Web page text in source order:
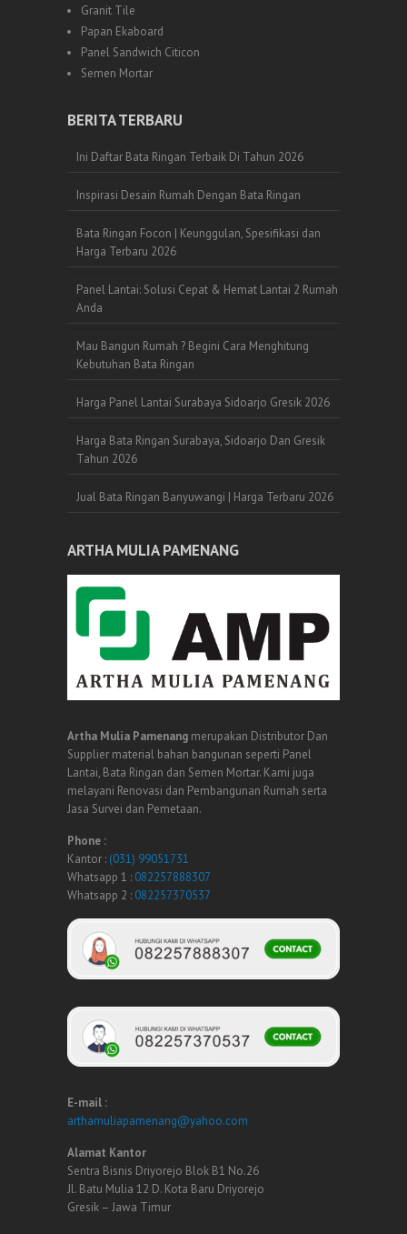
Granit Tile
Papan Ekaboard
Panel Sandwich Citicon
Semen Mortar
BERITA TERBARU
Ini Daftar Bata Ringan Terbaik Di Tahun 2026
Inspirasi Desain Rumah Dengan Bata Ringan
Bata Ringan Focon | Keunggulan, Spesifikasi dan
Harga Terbaru 2026
Panel Lantai: Solusi Cepat & Hemat Lantai 2 Rumah
Anda
Mau Bangun Rumah ? Begini Cara Menghitung
Kebutuhan Bata Ringan
Harga Panel Lantai Surabaya Sidoarjo Gresik 2026
Harga Bata Ringan Surabaya, Sidoarjo Dan Gresik
Tahun 2026
Jual Bata Ringan Banyuwangi | Harga Terbaru 2026
ARTHA MULIA PAMENANG
Artha Mulia Pamenang merupakan Distributor Dan
Supplier material bahan bangunan seperti Panel
Lantai, Bata Ringan dan Semen Mortar. Kami juga
melayani Renovasi dan Pembangunan Rumah serta
Jasa Survei dan Pemetaan.
Phone :
Kantor : (031) 99051731
Whatsapp 1 : 082257888307
Whatsapp 2 : 082257370537
E-mail :
arthamuliapamenang@yahoo.com
Alamat Kantor
Sentra Bisnis Driyorejo Blok B1 No.26
Jl. Batu Mulia 12 D. Kota Baru Driyorejo
Gresik – Jawa Timur